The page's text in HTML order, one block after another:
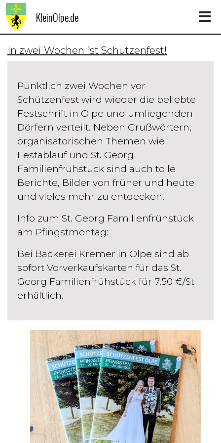
KleinOlpe.de
In zwei Wochen ist Schützenfest!
Pünktlich zwei Wochen vor
Schützenfest wird wieder die beliebte
Festschrift in Olpe und umliegenden
Dörfern verteilt. Neben Grußwörtern,
organisatorischen Themen wie
Festablauf und St. Georg
Familienfrühstück sind auch tolle
Berichte, Bilder von früher und heute
und vieles mehr zu entdecken.
Info zum St. Georg Familienfrühstück
am Pfingstmontag:
Bei Bäckerei Kremer in Olpe sind ab
sofort Vorverkaufskarten für das St.
Georg Familienfrühstück für 7,50 €/St
erhältlich.